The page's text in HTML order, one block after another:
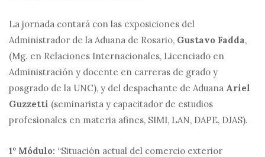
La jornada contará con las exposiciones del
Administrador de la Aduana de Rosario, Gustavo Fadda,
(Mg. en Relaciones Internacionales, Licenciado en
Administración y docente en carreras de grado y
posgrado de la UNC), y del despachante de Aduana Ariel
Guzzetti (seminarista y capacitador de estudios
profesionales en materia afines, SIMI, LAN, DAPE, DJAS).
1º Módulo: “Situación actual del comercio exterior